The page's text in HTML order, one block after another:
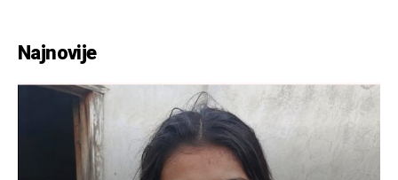
Najnovije